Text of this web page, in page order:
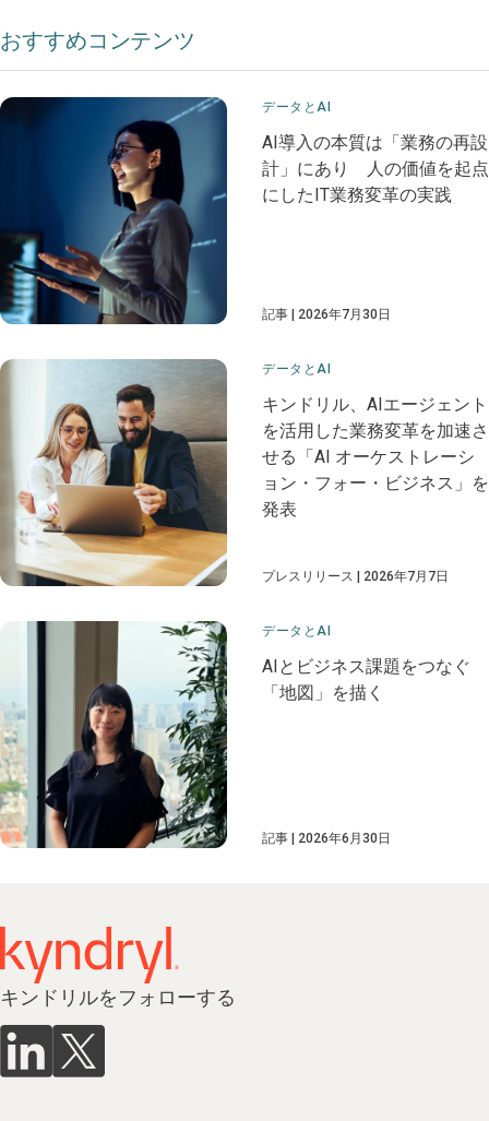
おすすめコンテンツ
データとAI
AI導入の本質は「業務の再設
計」にあり 人の価値を起点
にしたIT業務変革の実践
記事 2026年7月30日
データとAI
キンドリル、AIエージェント
を活用した業務変革を加速さ
せる「AI オーケストレーシ
ョン・フォー・ビジネス」を
発表
プレスリリース 2026年7月7日
データとAI
AIとビジネス課題をつなぐ
「地図」を描く
記事 2026年6月30日
キンドリルをフォローする